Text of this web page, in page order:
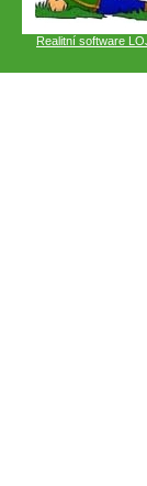
Realitní software